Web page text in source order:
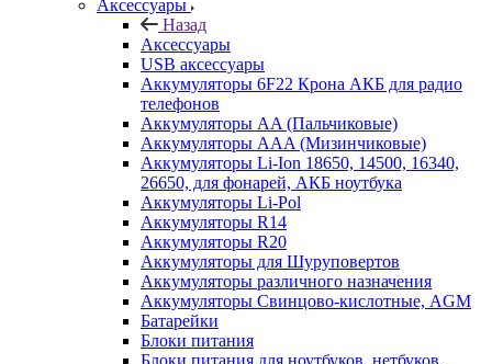
Аксессуары
Назад
Аксессуары
USB аксессуары
Аккумуляторы 6F22 Крона АКБ для радио
телефонов
Аккумуляторы AA (Пальчиковые)
Аккумуляторы AAA (Мизинчиковые)
Аккумуляторы Li-Ion 18650, 14500, 16340,
26650, для фонарей, АКБ ноутбука
Аккумуляторы Li-Pol
Аккумуляторы R14
Аккумуляторы R20
Аккумуляторы для Шуруповертов
Аккумуляторы различного назначения
Аккумуляторы Свинцово-кислотные, AGM
Батарейки
Блоки питания
Блоки питания для ноутбуков, нетбуков,